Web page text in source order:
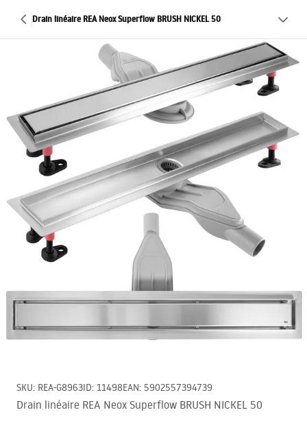
Drain linéaire REA Neox Superflow BRUSH NICKEL 50
SKU: REA-G8963ID: 11498EAN: 5902557394739
Drain linéaire REA Neox Superflow BRUSH NICKEL 50